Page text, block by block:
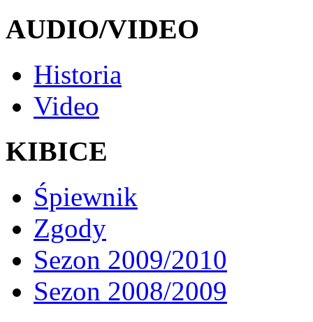
AUDIO/VIDEO
Historia
Video
KIBICE
Śpiewnik
Zgody
Sezon 2009/2010
Sezon 2008/2009